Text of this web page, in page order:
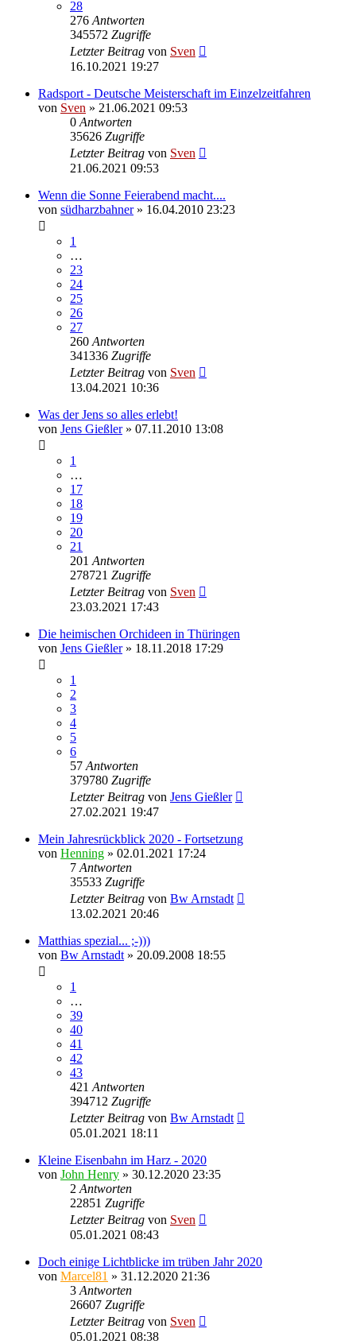
28
276 Antworten
345572 Zugriffe
Letzter Beitrag von Sven
16.10.2021 19:27
Radsport - Deutsche Meisterschaft im Einzelzeitfahren
von Sven » 21.06.2021 09:53
0 Antworten
35626 Zugriffe
Letzter Beitrag von Sven
21.06.2021 09:53
Wenn die Sonne Feierabend macht....
von südharzbahner» 16.04.2010 23:23
1
…
23
24
25
26
27
260 Antworten
341336 Zugriffe
Letzter Beitrag von Sven
13.04.2021 10:36
Was der Jens so alles erlebt!
von Jens Gießler» 07.11.2010 13:08
1
…
17
18
19
20
21
201 Antworten
278721 Zugriffe
Letzter Beitrag von Sven
23.03.2021 17:43
Die heimischen Orchideen in Thüringen
von Jens Gießler» 18.11.2018 17:29
1
2
3
4
5
6
57 Antworten
379780 Zugriffe
Letzter Beitrag von Jens Gießler
27.02.2021 19:47
Mein Jahresrückblick 2020 - Fortsetzung
von Henning » 02.01.2021 17:24
7 Antworten
35533 Zugriffe
Letzter Beitrag von Bw Arnstadt
13.02.2021 20:46
Matthias spezial... ;-)))
von Bw Arnstadt » 20.09.2008 18:55
1
…
39
40
41
42
43
421 Antworten
394712 Zugriffe
Letzter Beitrag von Bw Arnstadt
05.01.2021 18:11
Kleine Eisenbahn im Harz - 2020
von John Henry » 30.12.2020 23:35
2 Antworten
22851 Zugriffe
Letzter Beitrag von Sven
05.01.2021 08:43
Doch einige Lichtblicke im trüben Jahr 2020
von Marcel81 » 31.12.2020 21:36
3 Antworten
26607 Zugriffe
Letzter Beitrag von Sven
05.01.2021 08:38